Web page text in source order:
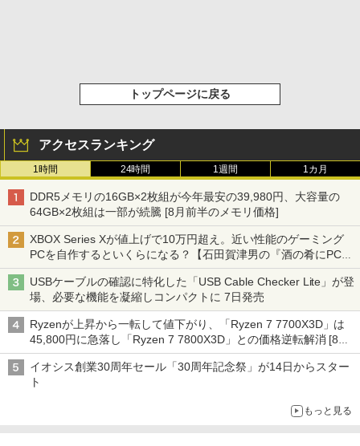
トップページに戻る
アクセスランキング
1時間 24時間 1週間 1カ月
DDR5メモリの16GB×2枚組が今年最安の39,980円、大容量の
64GB×2枚組は一部が続騰 [8月前半のメモリ価格]
XBOX Series Xが値上げで10万円超え。近い性能のゲーミング
PCを自作するといくらになる？【石田賀津男の『酒の肴にPCゲ
ーム』】
USBケーブルの確認に特化した「USB Cable Checker Lite」が登
場、必要な機能を凝縮しコンパクトに 7日発売
Ryzenが上昇から一転して値下がり、「Ryzen 7 7700X3D」は
45,800円に急落し「Ryzen 7 7800X3D」との価格逆転解消 [8月
前半のCPU価格]
イオシス創業30周年セール「30周年記念祭」が14日からスター
ト
もっと見る